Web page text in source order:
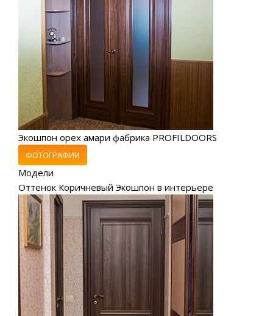
Экошпон орех амари фабрика PROFILDOORS
ФОТОГРАФИИ
Модели
Оттенок Коричневый Экошпон в интерьере